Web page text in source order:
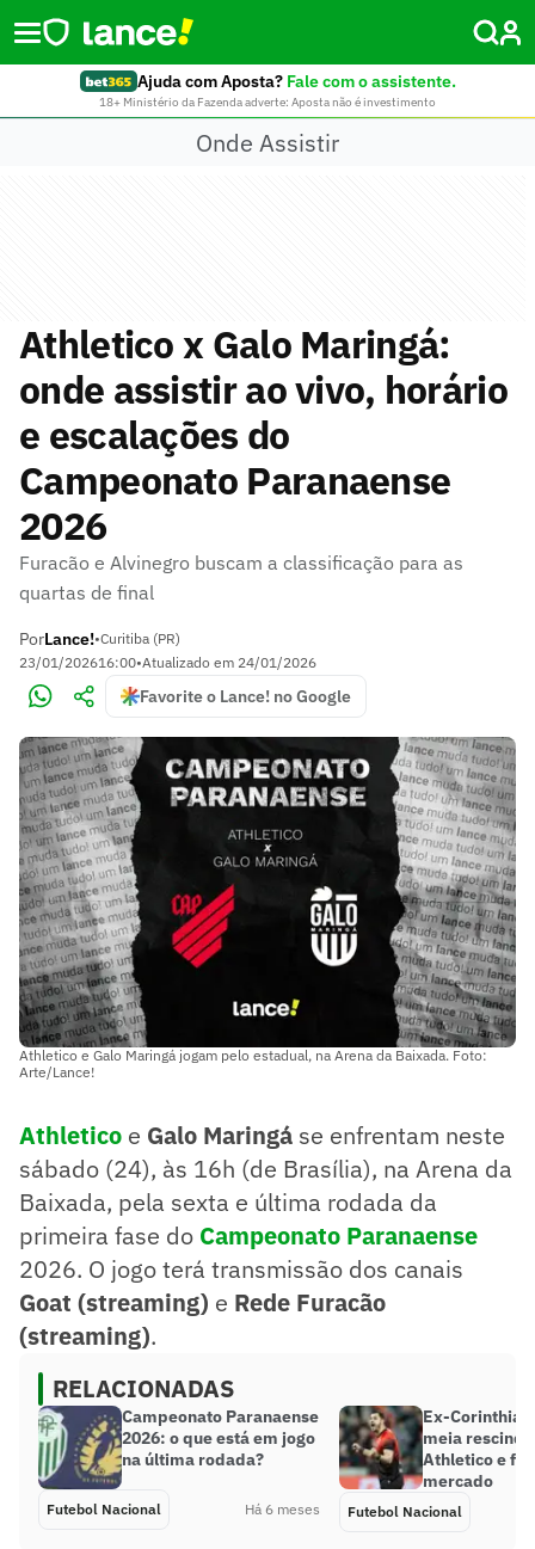
Ajuda com Aposta? Fale com o assistente.
18+ Ministério da Fazenda adverte: Aposta não é investimento
Onde Assistir
Athletico x Galo Maringá:
onde assistir ao vivo, horário
e escalações do
Campeonato Paranaense
2026
Furacão e Alvinegro buscam a classificação para as
quartas de final
PorLance!•Curitiba (PR)
23/01/202616:00•Atualizado em 24/01/2026
Favorite o Lance! no Google
Athletico e Galo Maringá jogam pelo estadual, na Arena da Baixada. Foto:
Arte/Lance!
Athletico e Galo Maringá se enfrentam neste
sábado (24), às 16h (de Brasília), na Arena da
Baixada, pela sexta e última rodada da
primeira fase do Campeonato Paranaense
2026. O jogo terá transmissão dos canais
Goat (streaming) e Rede Furacão
(streaming).
RELACIONADAS
Campeonato Paranaense
2026: o que está em jogo
na última rodada?
Futebol Nacional Há 6 meses
Ex-
meia
Athletico e
mercado
Futebol Nacional